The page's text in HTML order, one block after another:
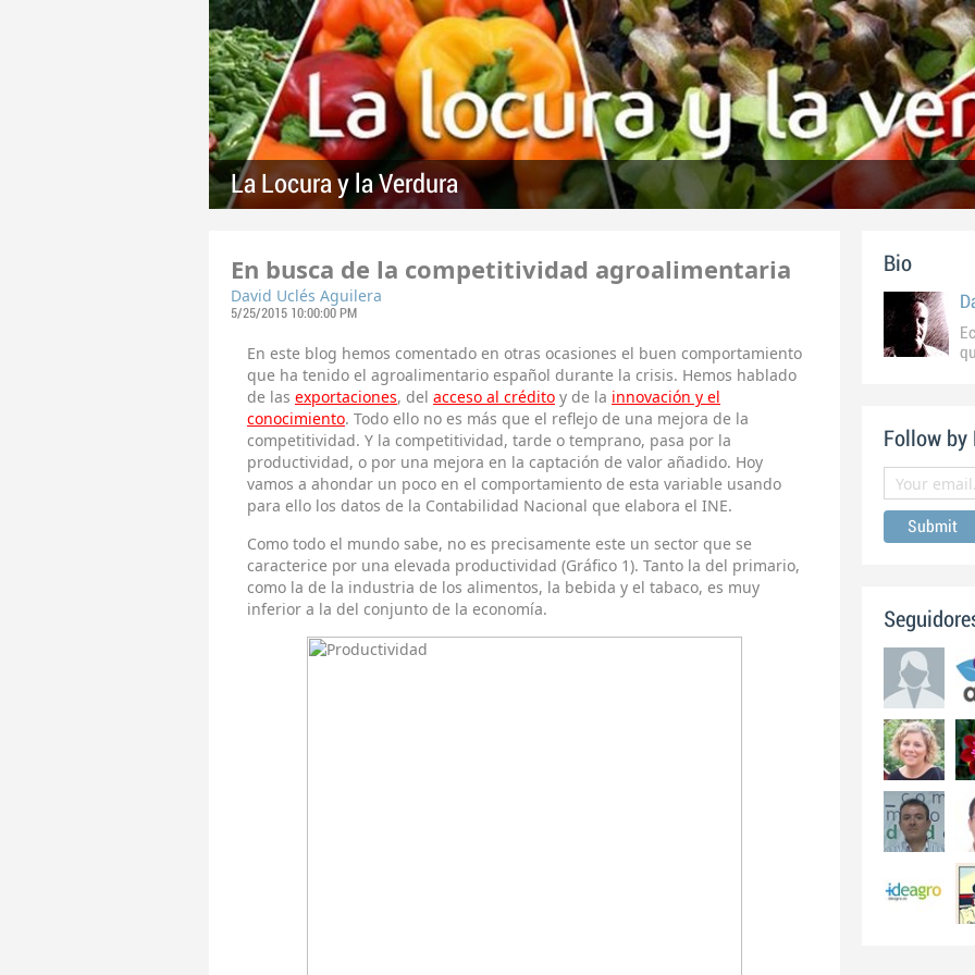
La Locura y la Verdura
En busca de la competitividad agroalimentaria
David Uclés Aguilera
5/25/2015 10:00:00 PM
En este blog hemos comentado en otras ocasiones el buen comportamiento
que ha tenido el agroalimentario español durante la crisis. Hemos hablado
de las exportaciones, del acceso al crédito y de la innovación y el
conocimiento. Todo ello no es más que el reflejo de una mejora de la
competitividad. Y la competitividad, tarde o temprano, pasa por la
productividad, o por una mejora en la captación de valor añadido. Hoy
vamos a ahondar un poco en el comportamiento de esta variable usando
para ello los datos de la Contabilidad Nacional que elabora el INE.
Como todo el mundo sabe, no es precisamente este un sector que se
caracterice por una elevada productividad (Gráfico 1). Tanto la del primario,
como la de la industria de los alimentos, la bebida y el tabaco, es muy
inferior a la del conjunto de la economía.
Bio
Follow by